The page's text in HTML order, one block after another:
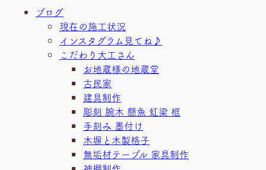
ブログ
現在の施工状況
インスタグラム見てね♪
こだわり大工さん
お地蔵様の地蔵堂
古民家
建具制作
彫刻 腕木 懸魚 虹梁 框
手刻み 墨付け
木塀と木製格子
無垢材テーブル 家具制作